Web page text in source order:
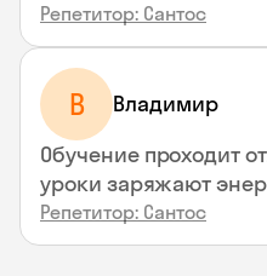
Репетитор: Сантос
В Владимир
Обучение проходит
уроки заряжают
Репетитор: Сантос